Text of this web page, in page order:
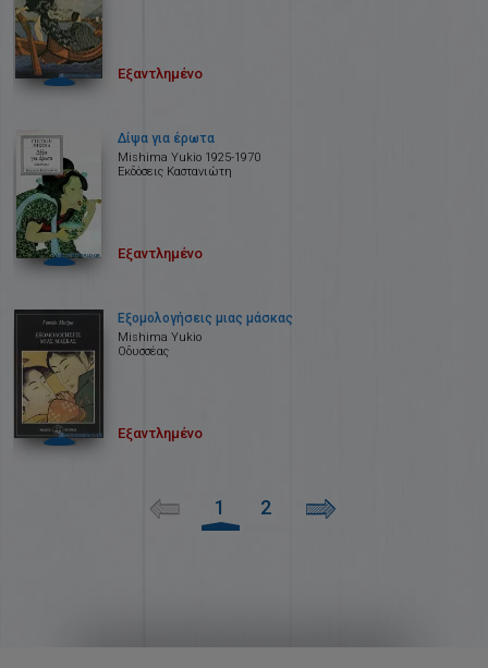
Εξαντλημένο
Δίψα για έρωτα
Mishima Yukio 1925-1970
Εκδόσεις Καστανιώτη
Εξαντλημένο
Εξομολογήσεις μιας μάσκας
Mishima Yukio
Οδυσσέας
Εξαντλημένο
1 2